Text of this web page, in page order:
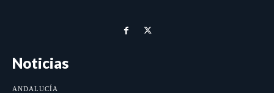
Noticias
ANDALUCÍA